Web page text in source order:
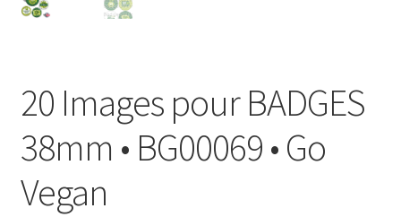
Politique de Confidentialité
Validation de la commande
20 Images pour BADGES
38mm • BG00069 • Go
Vegan